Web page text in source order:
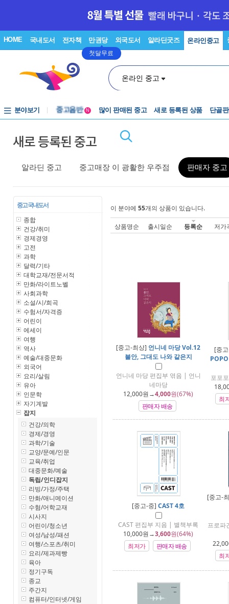
HOME 국내도서 전자책 만권당
첫달무료
외국도서 알라딘굿즈 온라인중고
온라인 중고
분야보기
중고음반
중고음반
N 많이 판매된 중고 새로 등록된 상품 단골
새로 등록된 중고
알라딘 중고 중고매장 이 광활한 우주점 판매자 중고
중고 국내도서
종합
건강/취미
경제경영
고전
과학
달력/기타
대학교재/전문서적
만화/라이트노벨
사회과학
소설/시/희곡
수험서/자격증
어린이
에세이
여행
역사
예술/대중문화
외국어
요리/살림
유아
인문학
자기계발
잡지
건강/의학
경제/경영
과학/기술
교양/문예/인문
교육/취업
대중문화/예술
독립/인디잡지
리빙/가정/주택
만화/애니메이션
수험/어학교재
시사지
어린이/청소년
여성/남성/패션
여행/스포츠/취미
요리/제과제빵
육아
정기구독
종교
주간지
컴퓨터/인터넷/게임
이 분야에 55개의 상품이 있습니다.
상품명순 출시일순 등록순 저가
[중고-최상] 언니네 마당 Vol.12
불안, 그대도 나와 같은지
언니네 마당 편집부 엮음 | 언니
네마당
12,000원→4,000원(67%)
판매자 배송
[중
포포
최
[중고-중]CAST 4호
CAST 편집부 지음 | 별책부록
10,000원→3,600원(64%)
최저가
판매자 배송
[중고-
프로파
최